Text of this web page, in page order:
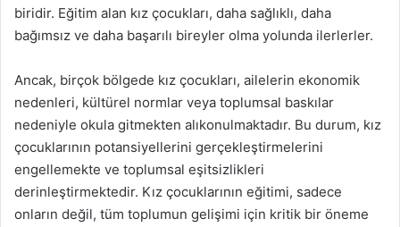
biridir. Eğitim alan kız çocukları, daha sağlıklı, daha
bağımsız ve daha başarılı bireyler olma yolunda ilerlerler.
Ancak, birçok bölgede kız çocukları, ailelerin ekonomik
nedenleri, kültürel normlar veya toplumsal baskılar
nedeniyle okula gitmekten alıkonulmaktadır. Bu durum, kız
çocuklarının potansiyellerini gerçekleştirmelerini
engellemekte ve toplumsal eşitsizlikleri
derinleştirmektedir. Kız çocuklarının eğitimi, sadece
onların değil, tüm toplumun gelişimi için kritik bir öneme